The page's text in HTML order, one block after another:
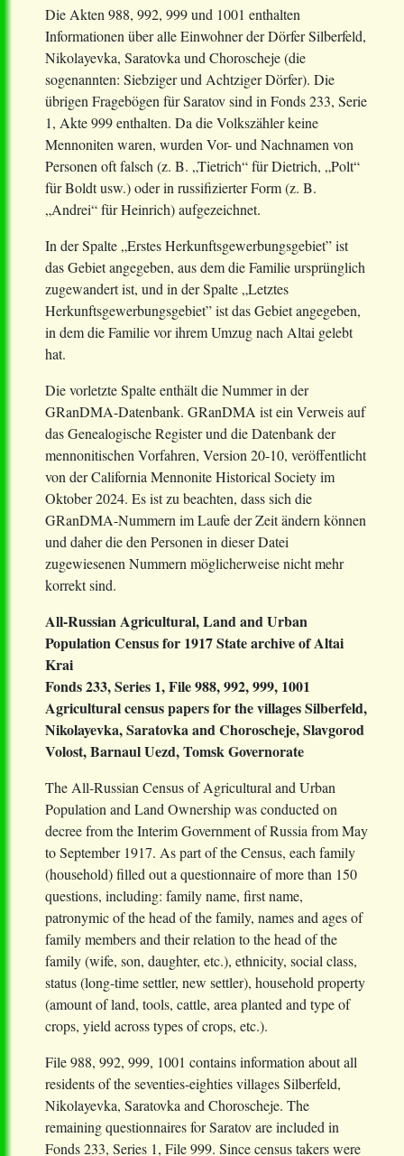
Die Akten 988, 992, 999 und 1001 enthalten
Informationen über alle Einwohner der Dörfer Silberfeld,
Nikolayevka, Saratovka und Choroscheje (die
sogenannten: Siebziger und Achtziger Dörfer). Die
übrigen Fragebögen für Saratov sind in Fonds 233, Serie
1, Akte 999 enthalten. Da die Volkszähler keine
Mennoniten waren, wurden Vor- und Nachnamen von
Personen oft falsch (z. B. „Tietrich“ für Dietrich, „Polt“
für Boldt usw.) oder in russifizierter Form (z. B.
„Andrei“ für Heinrich) aufgezeichnet.
In der Spalte „Erstes Herkunftsgewerbungsgebiet” ist
das Gebiet angegeben, aus dem die Familie ursprünglich
zugewandert ist, und in der Spalte „Letztes
Herkunftsgewerbungsgebiet” ist das Gebiet angegeben,
in dem die Familie vor ihrem Umzug nach Altai gelebt
hat.
Die vorletzte Spalte enthält die Nummer in der
GRanDMA-Datenbank. GRanDMA ist ein Verweis auf
das Genealogische Register und die Datenbank der
mennonitischen Vorfahren, Version 20-10, veröffentlicht
von der California Mennonite Historical Society im
Oktober 2024. Es ist zu beachten, dass sich die
GRanDMA-Nummern im Laufe der Zeit ändern können
und daher die den Personen in dieser Datei
zugewiesenen Nummern möglicherweise nicht mehr
korrekt sind.
All-Russian Agricultural, Land and Urban
Population Census for 1917State archive of Altai
Krai
Fonds 233, Series 1, File 988, 992, 999, 1001
Agricultural census papers for the villages Silberfeld,
Nikolayevka, Saratovka and Choroscheje, Slavgorod
Volost, Barnaul Uezd, Tomsk Governorate
The All-Russian Census of Agricultural and Urban
Population and Land Ownership was conducted on
decree from the Interim Government of Russia from May
to September 1917. As part of the Census, each family
(household) filled out a questionnaire of more than 150
questions, including: family name, first name,
patronymic of the head of the family, names and ages of
family members and their relation to the head of the
family (wife, son, daughter, etc.), ethnicity, social class,
status (long-time settler, new settler), household property
(amount of land, tools, cattle, area planted and type of
crops, yield across types of crops, etc.).
File 988, 992, 999, 1001 contains information about all
residents of the seventies-eighties villages Silberfeld,
Nikolayevka, Saratovka and Choroscheje. The
remaining questionnaires for Saratov are included in
Fonds 233, Series 1, File 999. Since census takers were